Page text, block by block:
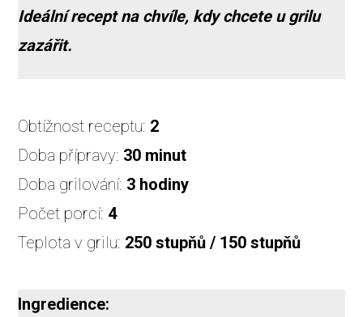
Ideální recept na chvíle, kdy chcete u grilu
zazářit.
Obtížnost receptu: 2
Doba přípravy: 30 minut
Doba grilování: 3 hodiny
Počet porcí: 4
Teplota v grilu: 250 stupňů / 150 stupňů
Ingredience: